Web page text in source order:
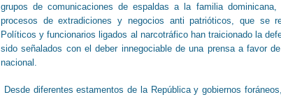
grupos de comunicaciones de espaldas a la familia dominicana,
procesos de extradiciones y negocios anti patrióticos, que se
Políticos y funcionarios ligados al narcotráfico han traicionado la
sido señalados con el deber innegociable de una prensa a favor
nacional.
Desde diferentes estamentos de la República y gobiernos